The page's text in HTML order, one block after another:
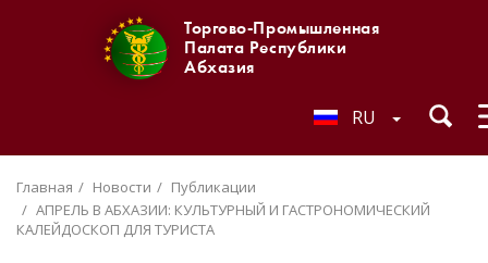
Торгово-Промышленная
Палата Республики
Абхазия
RU
Главная Новости
Публикации
АПРЕЛЬ В АБХАЗИИ: КУЛЬТУРНЫЙ И ГАСТРОНОМИЧЕСКИЙ
КАЛЕЙДОСКОП ДЛЯ ТУРИСТА